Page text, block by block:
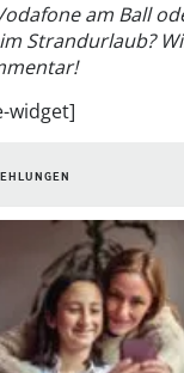
am Ball
Strandurlaub?
widget]